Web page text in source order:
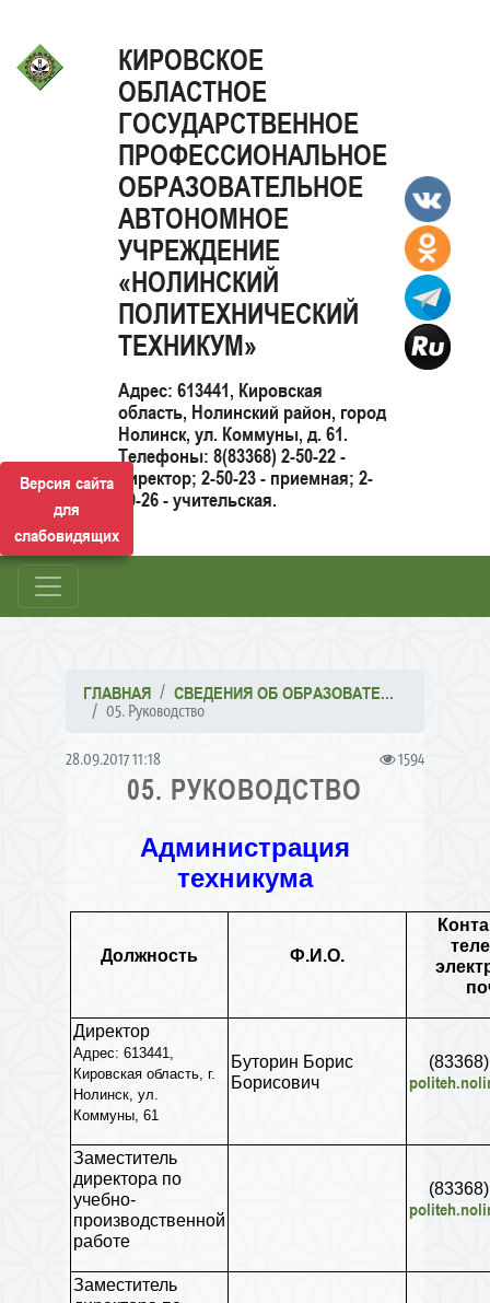
Версия сайта
для
слабовидящих
КИРОВСКОЕ
ОБЛАСТНОЕ
ГОСУДАРСТВЕННОЕ
ПРОФЕССИОНАЛЬНОЕ
ОБРАЗОВАТЕЛЬНОЕ
АВТОНОМНОЕ
УЧРЕЖДЕНИЕ
«НОЛИНСКИЙ
ПОЛИТЕХНИЧЕСКИЙ
ТЕХНИКУМ»
Адрес: 613441, Кировская
область, Нолинский район, город
Нолинск, ул. Коммуны, д. 61.
Телефоны: 8(83368) 2-50-22 -
директор; 2-50-23 - приемная; 2-
50-26 - учительская.
ГЛАВНАЯ СВЕДЕНИЯ ОБ ОБРАЗОВАТЕ...
05. Руководство
28.09.2017 11:18 1594
05. РУКОВОДСТВО
Администрация
техникума
Должность Ф.И.О.
Директор
Адрес: 613441,
Кировская область, г.
Нолинск, ул.
Коммуны, 61
Буторин Борис
Борисович
Заместитель
директора по
учебно-
производственной
работе
(83368)
Заместитель